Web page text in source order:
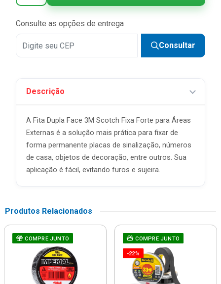
Consulte as opções de entrega
Consultar
Descrição
A Fita Dupla Face 3M Scotch Fixa Forte para Áreas
Externas é a solução mais prática para fixar de
forma permanente placas de sinalização, números
de casa, objetos de decoração, entre outros. Sua
aplicação é fácil, evitando furos e sujeira.
Produtos Relacionados
COMPRE JUNTO COMPRE JUNTO
-22%